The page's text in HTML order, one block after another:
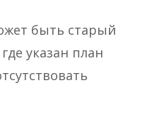
быть старый
указан план